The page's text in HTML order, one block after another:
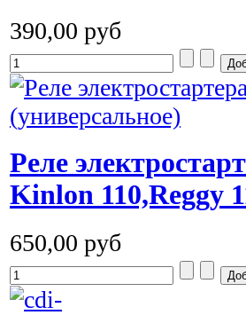
390,00 руб
Реле
Kinlon 110,Reggy
650,00 руб